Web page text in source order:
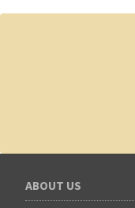
ABOUT US